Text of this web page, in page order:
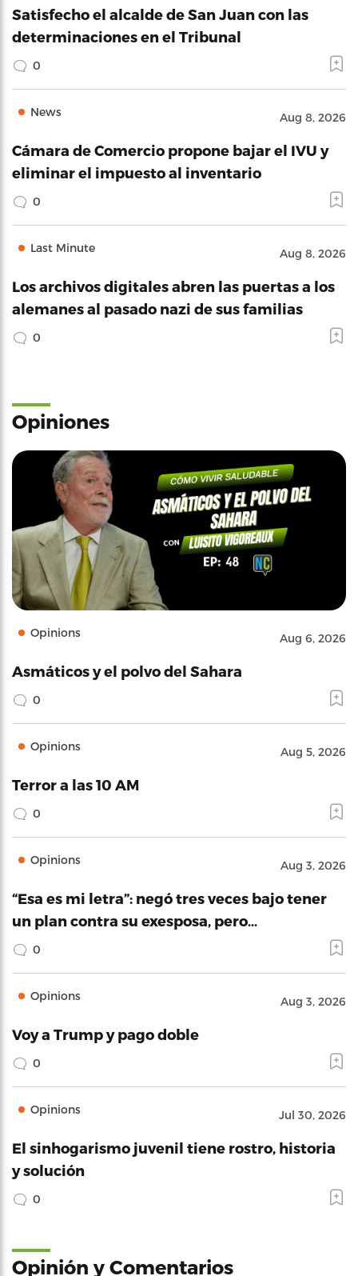
Satisfecho el alcalde de San Juan con las
determinaciones en el Tribunal
0
News Aug 8, 2026
Cámara de Comercio propone bajar el IVU y
eliminar el impuesto al inventario
0
Last Minute Aug 8, 2026
Los archivos digitales abren las puertas a los
alemanes al pasado nazi de sus familias
0
Opiniones
Opinions Aug 6, 2026
Asmáticos y el polvo del Sahara
0
Opinions Aug 5, 2026
Terror a las 10 AM
0
Opinions Aug 3, 2026
“Esa es mi letra”: negó tres veces bajo tener
un plan contra su exesposa, pero…
0
Opinions Aug 3, 2026
Voy a Trump y pago doble
0
Opinions Jul 30, 2026
El sinhogarismo juvenil tiene rostro, historia
y solución
0
Opinión y Comentarios